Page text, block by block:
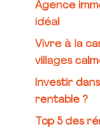
Agence
idéal
Vivre à la
villages
Investir
rentable ?
Top 5 des